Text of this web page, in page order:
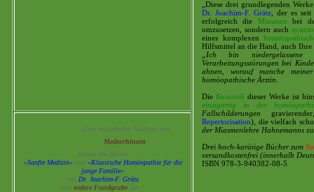
„Diese drei grundlegenden
Dr. Joachim-F. Grätz, der es seit
erfolgreich die Miasmen bei
umzusetzen, sondern auch
eines komplexen
Hilfsmittel an die Hand, auch Ihre
„Ich
bin
niedergelassene
Verarbeitungsstörungen bei
ahnen, worauf manche meiner
homöopathische Ärztin.
Die Kasuistik dieser Werke ist
einzigartig
in der
Fallschilderungen
Repertorisation), die vielfach
der Miasmenlehre Hahnemanns
Drei hoch-karätige Bücher zum
versandkostenfrei (innerhalb
ISBN 978-3-940382-08-5
Zum vertiefenden Studium von
Medorrhinum
stellen die Bücher
«Sanfte Medizin»und «Klassische Homöopathie für die
junge Familie»
von Dr. Joachim-F. Grätz
eine wahre Fundgrube dar.“